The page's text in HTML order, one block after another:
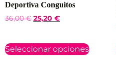
Deportiva Conguitos
36,00€ 25,20 €
Seleccionar opciones